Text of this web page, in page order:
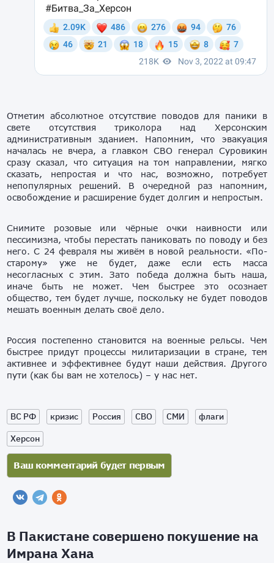
Отметим абсолютное отсутствие поводов для паники в
свете отсутствия триколора над Херсонским
административным зданием. Напомним, что эвакуация
началась не вчера, а главком СВО генерал Суровикин
сразу сказал, что ситуация на том направлении, мягко
сказать, непростая и что нас, возможно, потребует
непопулярных решений. В очередной раз напомним,
освобождение и расширение будет долгим и непростым.
Снимите розовые или чёрные очки наивности или
пессимизма, чтобы перестать паниковать по поводу и без
него. С 24 февраля мы живём в новой реальности. «По-
старому» уже не будет, даже если есть масса
несогласных с этим. Зато победа должна быть наша,
иначе быть не может. Чем быстрее это осознает
общество, тем будет лучше, поскольку не будет поводов
мешать военным делать своё дело.
Россия постепенно становится на военные рельсы. Чем
быстрее придут процессы милитаризации в стране, тем
активнее и эффективнее будут наши действия. Другого
пути (как бы вам не хотелось) – у нас нет.
ВС РФ кризис Россия СВО СМИ
флаги
Херсон
В Пакистане совершено покушение на
Имрана Хана